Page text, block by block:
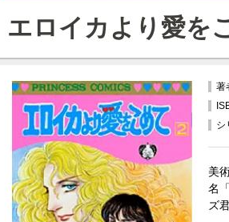
エロイカより愛を
著
シ
美
名
ズ